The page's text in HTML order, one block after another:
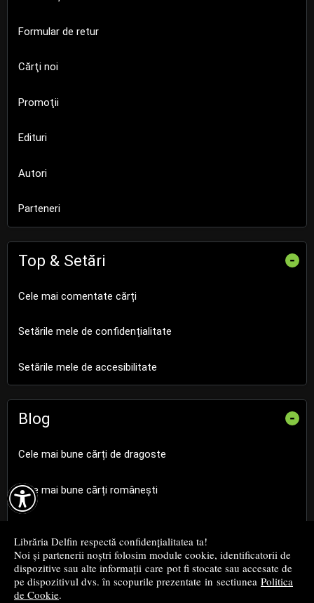

Librăria Delfin respectă confidențialitatea ta!
Noi și partenerii noștri folosim module cookie, identificatorii de
dispozitive sau alte informații care pot fi stocate sau accesate de
pe dispozitivul dvs. în scopurile prezentate in sectiunea Politica
de Cookie.
Formular de retur
Cărţi noi
Promoţii
Edituri
Autori
Parteneri
Top & Setări -
Cele mai comentate cărți
Setările mele de confidențialitate
Setările mele de accesibilitate
Blog -
Cele mai bune cărți de dragoste
Cele mai bune cărți românești
Cele mai bune cărți de istorie
Top cărți beletristică